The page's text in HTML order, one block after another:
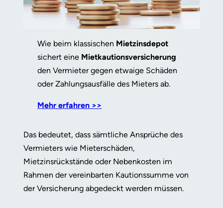
Wie beim klassischen Mietzinsdepot
sichert eine Mietkautionsversicherung
den Vermieter gegen etwaige Schäden
oder Zahlungsausfälle des Mieters ab.
Mehr erfahren >>
Das bedeutet, dass sämtliche Ansprüche des
Vermieters wie Mieterschäden,
Mietzinsrückstände oder Nebenkosten im
Rahmen der vereinbarten Kautionssumme von
der Versicherung abgedeckt werden müssen.